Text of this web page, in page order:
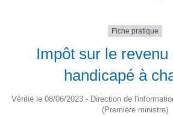
Fiche pratique
Impôt sur le revenu
handicapé à
Vérifié le 08/06/2023 - Direction de
(Première ministre)